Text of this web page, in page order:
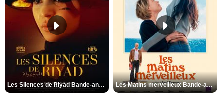
Les Silences de Riyad Bande-annonce VO STFR Les Matins merveilleux Bande-annonce VF